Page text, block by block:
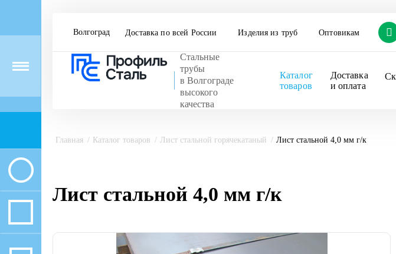
Волгоград Доставка по всей России Изделия из труб Оптовикам
Стальные
трубы
в Волгограде
высокого
качества
Каталог
товаров
Доставка
и оплата
Главная Каталог товаров Лист стальной горячекатаный Лист стальной 4,0 мм г/к
Лист стальной 4,0 мм г/к